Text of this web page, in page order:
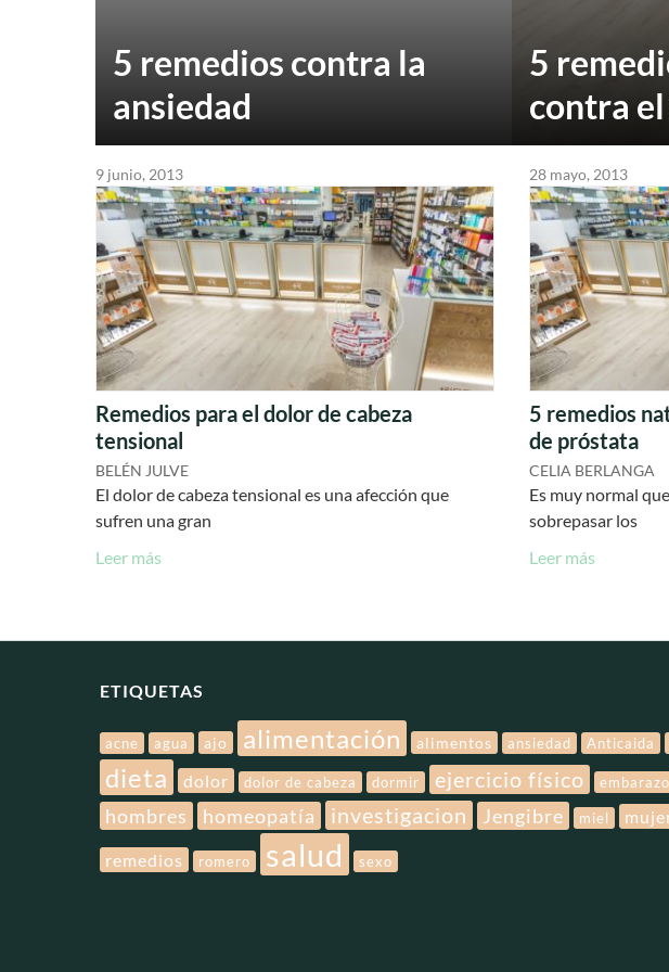
5 remedios contra la
ansiedad
5
contra
9 junio, 2013
Remedios para el dolor de cabeza
tensional
BELÉN JULVE
El dolor de cabeza tensional es una afección que
sufren una gran
Leer más
28 mayo, 2013
5 remedios
de próstata
CELIA BERLANGA
Es muy normal
sobrepasar los
Leer más
ETIQUETAS
acne agua ajo alimentación alimentos ansiedad Anticaida
dieta dolor dolor de cabeza dormir ejercicio físico embarazo
hombres homeopatía investigacion Jengibre miel
remedios romero salud sexo